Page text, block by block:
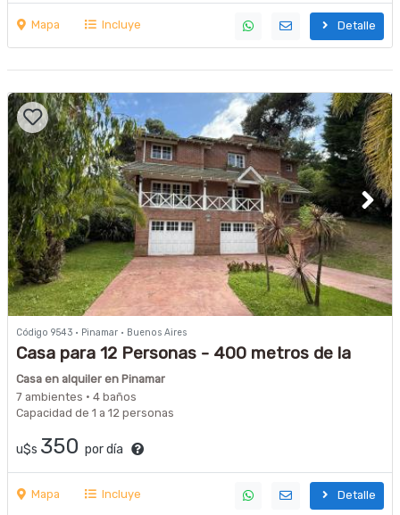
Mapa Incluye Detalle
Código 9543 · Pinamar · Buenos Aires
Casa para 12 Personas - 400 metros de la
playa -
Casa en alquiler en Pinamar
7 ambientes · 4 baños
Capacidad de 1 a 12 personas
u$s 350 por día
Mapa Incluye Detalle